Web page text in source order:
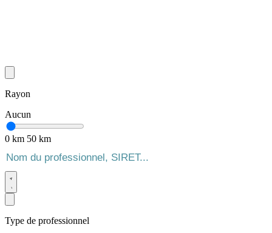
Rayon
Aucun
0 km 50 km
Type de professionnel